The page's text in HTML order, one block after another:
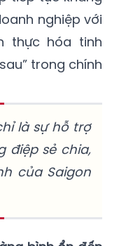
nghiệp với
thực hóa tinh
trong chính
là sự hỗ trợ
điệp sẻ chia,
của Saigon